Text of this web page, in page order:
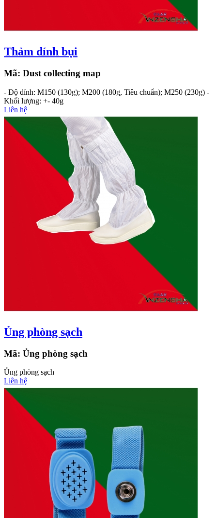
Thảm dính bụi
Mã: Dust collecting map
- Độ dính: M150 (130g); M200 (180g, Tiêu chuẩn); M250 (230g) -
Khối lượng: +- 40g
Liên hệ
Ủng phòng sạch
Mã: Ủng phòng sạch
Ủng phòng sạch
Liên hệ